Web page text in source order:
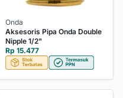
Onda
Aksesoris Pipa Onda Double
Nipple 1/2"
Rp 15.477